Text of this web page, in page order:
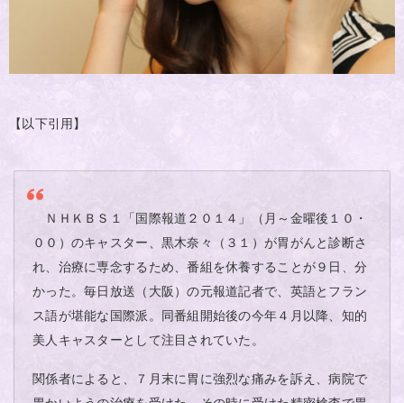
【以下引用】
ＮＨＫＢＳ１「国際報道２０１４」（月～金曜後１０・
００）のキャスター、黒木奈々（３１）が胃がんと診断さ
れ、治療に専念するため、番組を休養することが９日、分
かった。毎日放送（大阪）の元報道記者で、英語とフラン
ス語が堪能な国際派。同番組開始後の今年４月以降、知的
美人キャスターとして注目されていた。
関係者によると、７月末に胃に強烈な痛みを訴え、病院で